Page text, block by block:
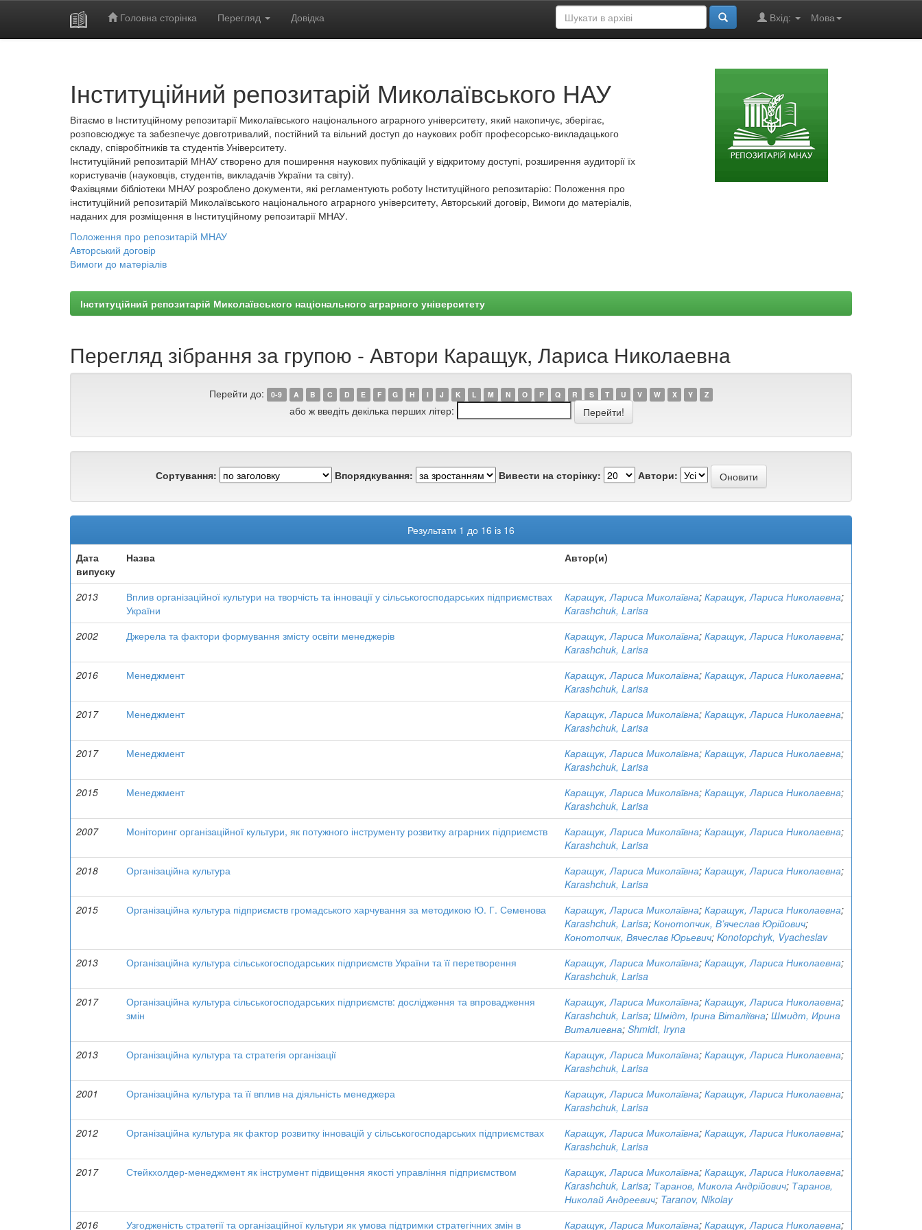
Головна сторінка Перегляд Довідка Мова
Вхід:
Інституційний репозитарій Миколаївського НАУ
Вітаємо в Інституційному репозитарії Миколаївського національного аграрного університету, який накопичує, зберігає,
розповсюджує та забезпечує довготривалий, постійний та вільний доступ до наукових робіт професорсько-викладацького
складу, співробітників та студентів Університету.
Інституційний репозитарій МНАУ створено для поширення наукових публікацій у відкритому доступі, розширення аудиторії їх
користувачів (науковців, студентів, викладачів України та світу).
Фахівцями бібліотеки МНАУ розроблено документи, які регламентують роботу Інституційного репозитарію: Положення про
інституційний репозитарій Миколаївського національного аграрного університету, Авторський договір, Вимоги до матеріалів,
наданих для розміщення в Інституційному репозитарії МНАУ.
Положення про репозитарій МНАУ
Авторський договір
Вимоги до матеріалів
Інституційний репозитарій Миколаївського національного аграрного університету
Перегляд зібрання за групою - Автори Каращук, Лариса Николаевна
Перейти до: 0-9 A B C D E F G H I J K L M N O P Q R S T U V W X Y Z
або ж введіть декілька перших літер:
Сортування: Впорядкування: Вивести на сторінку: Автори:
Результати 1 до 16 із 16
Дата
випуску
Назва Автор(и)
2013
Вплив організаційної культури на творчість та інновації у сільськогосподарських підприємствах
України
Каращук, Лариса Миколаївна; Каращук, Лариса Николаевна;
Karashchuk, Larisa
2002
Джерела та фактори формування змісту освіти менеджерів Каращук, Лариса Миколаївна; Каращук, Лариса Николаевна;
Karashchuk, Larisa
2016
Менеджмент Каращук, Лариса Миколаївна; Каращук, Лариса Николаевна;
Karashchuk, Larisa
2017
Менеджмент Каращук, Лариса Миколаївна; Каращук, Лариса Николаевна;
Karashchuk, Larisa
2017
Менеджмент Каращук, Лариса Миколаївна; Каращук, Лариса Николаевна;
Karashchuk, Larisa
2015
Менеджмент Каращук, Лариса Миколаївна; Каращук, Лариса Николаевна;
Karashchuk, Larisa
2007
Моніторинг організаційної культури, як потужного інструменту розвитку аграрних підприємств Каращук, Лариса Миколаївна; Каращук, Лариса Николаевна;
Karashchuk, Larisa
2018
Організаційна культура Каращук, Лариса Миколаївна; Каращук, Лариса Николаевна;
Karashchuk, Larisa
2015
Організаційна культура підприємств громадського харчування за методикою Ю. Г. Семенова Каращук, Лариса Миколаївна; Каращук, Лариса Николаевна;
Karashchuk, Larisa; Конотопчик, В’ячеслав Юрійович;
Конотопчик, Вячеслав Юрьевич; Konotopchyk, Vyacheslav
2013
Організаційна культура сільськогосподарських підприємств України та її перетворення Каращук, Лариса Миколаївна; Каращук, Лариса Николаевна;
Karashchuk, Larisa
2017
Організаційна культура сільськогосподарських підприємств: дослідження та впровадження
змін
Каращук, Лариса Миколаївна; Каращук, Лариса Николаевна;
Karashchuk, Larisa; Шмідт, Ірина Віталіївна; Шмидт, Ирина
Виталиевна; Shmidt, Iryna
2013
Організаційна культура та стратегія організації Каращук, Лариса Миколаївна; Каращук, Лариса Николаевна;
Karashchuk, Larisa
2001
Організаційна культура та її вплив на діяльність менеджера Каращук, Лариса Миколаївна; Каращук, Лариса Николаевна;
Karashchuk, Larisa
2012
Організаційна культура як фактор розвитку інновацій у сільськогосподарських підприємствах Каращук, Лариса Миколаївна; Каращук, Лариса Николаевна;
Karashchuk, Larisa
2017
Стейкхолдер-менеджмент як інструмент підвищення якості управління підприємством Каращук, Лариса Миколаївна; Каращук, Лариса Николаевна;
Karashchuk, Larisa; Таранов, Микола Андрійович; Таранов,
Николай Андреевич; Taranov, Nikolay
2016
Узгодженість стратегії та організаційної культури як умова підтримки стратегічних змін в Каращук, Лариса Миколаївна; Каращук, Лариса Николаевна;